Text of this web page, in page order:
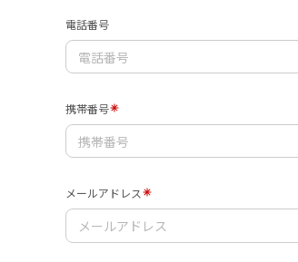
電話番号
携帯番号
メールアドレス